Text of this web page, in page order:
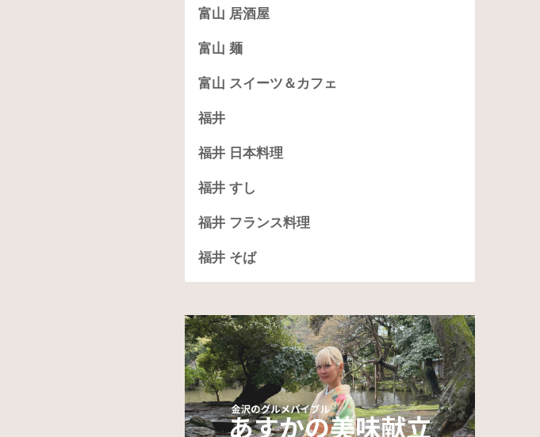
富山 居酒屋
富山 麺
富山 スイーツ＆カフェ
福井
福井 日本料理
福井 すし
福井 フランス料理
福井 そば